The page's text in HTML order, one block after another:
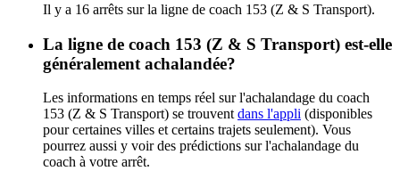
Il y a 16 arrêts sur la ligne de coach 153 (Z & S Transport).
La ligne de coach 153 (Z & S Transport) est-elle
généralement achalandée?
Les informations en temps réel sur l'achalandage du coach
153 (Z & S Transport) se trouvent dans l'appli (disponibles
pour certaines villes et certains trajets seulement). Vous
pourrez aussi y voir des prédictions sur l'achalandage du
coach à votre arrêt.